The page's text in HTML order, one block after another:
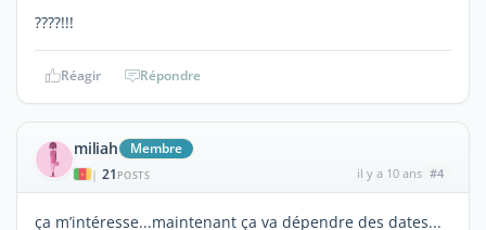
????!!!
Réagir Répondre
miliah Membre
| 21 POSTS il y a 10 ans #4
ça m’intéresse...maintenant ça va dépendre des dates...